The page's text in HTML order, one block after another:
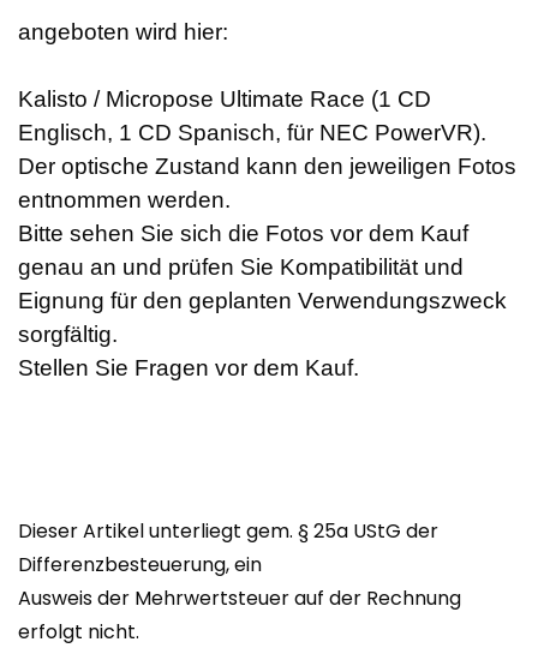
angeboten wird hier:
Kalisto / Micropose Ultimate Race (1 CD
Englisch, 1 CD Spanisch, für NEC PowerVR).
Der optische Zustand kann den jeweiligen Fotos
entnommen werden.
Bitte sehen Sie sich die Fotos vor dem Kauf
genau an und prüfen Sie Kompatibilität und
Eignung für den geplanten Verwendungszweck
sorgfältig.
Stellen Sie Fragen vor dem Kauf.
Dieser Artikel unterliegt gem. § 25a UStG der
Differenzbesteuerung, ein
Ausweis der Mehrwertsteuer auf der Rechnung
erfolgt nicht.